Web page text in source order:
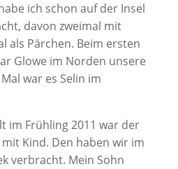
ich schon auf der Insel
davon zweimal mit
als Pärchen. Beim ersten
Glowe im Norden unsere
war es Selin im
im Frühling 2011 war der
Kind. Den haben wir im
verbracht. Mein Sohn